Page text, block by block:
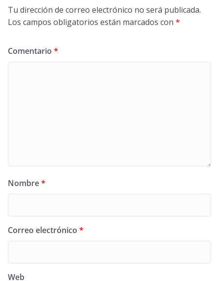
Tu dirección de correo electrónico no será publicada.
Los campos obligatorios están marcados con *
Comentario *
Nombre*
Correo electrónico *
Web